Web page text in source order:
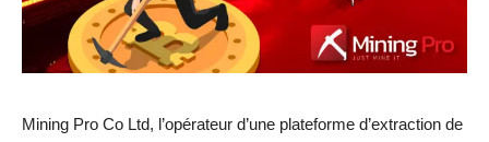
Mining Pro Co Ltd, l’opérateur d’une plateforme d’extraction de